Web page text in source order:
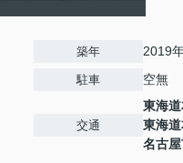
築年 2019
駐車 空無
交通
東海
東海
名古